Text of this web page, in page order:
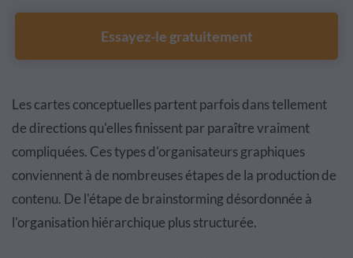
Essayez-le gratuitement
Les cartes conceptuelles partent parfois dans tellement
de directions qu'elles finissent par paraître vraiment
compliquées. Ces types d'organisateurs graphiques
conviennent à de nombreuses étapes de la production de
contenu. De l'étape de brainstorming désordonnée à
l'organisation hiérarchique plus structurée.